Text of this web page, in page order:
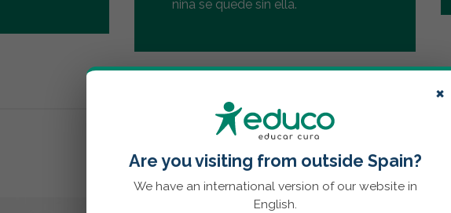
niña se quede sin ella.
×
Are you visiting from outside Spain?
We have an international version of our website in
English.